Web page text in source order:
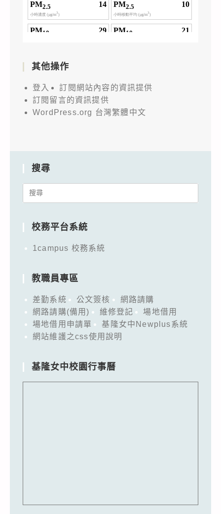
其他操作
登入
訂閱網站內容的資訊提供
訂閱留言的資訊提供
WordPress.org 台灣繁體中文
搜尋
Search
校務平台系統
1campus 校務系統
教職員專區
差勤系統 公文簽核
網路請購
網路請購(備用)
維修登記
場地借用
場地借用申請單
基隆女中Newplus系統
網站維護之css使用說明
基隆女中校園行事曆